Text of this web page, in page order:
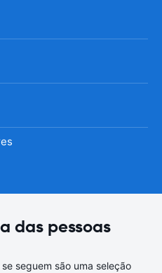
das pessoas
seguem são uma seleção